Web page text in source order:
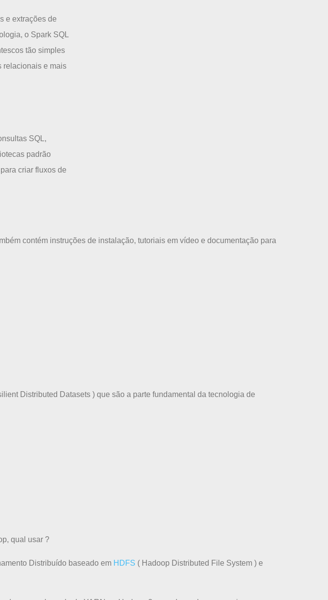
e extrações de
o Spark SQL
tão simples
relacionais e mais
SQL,
padrão
criar fluxos de
contém instruções de instalação, tutoriais em vídeo e documentação para
Distributed Datasets ) que são a parte fundamental da tecnologia de
qual usar ?
Distribuído baseado em HDFS ( Hadoop Distributed File System ) e